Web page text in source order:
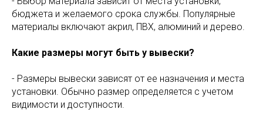
бюджета и желаемого срока службы. Популярные
материалы включают акрил, ПВХ, алюминий и дерево.
Какие размеры могут быть у вывески?
- Размеры вывески зависят от ее назначения и места
установки. Обычно размер определяется с учетом
видимости и доступности.